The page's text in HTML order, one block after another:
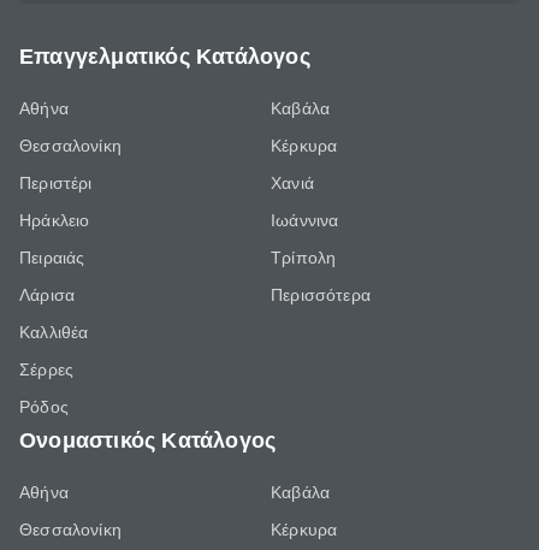
Επαγγελματικός Κατάλογος
Αθήνα
Θεσσαλονίκη
Περιστέρι
Ηράκλειο
Πειραιάς
Λάρισα
Καλλιθέα
Σέρρες
Ρόδος
Καβάλα
Κέρκυρα
Χανιά
Ιωάννινα
Τρίπολη
Περισσότερα
Ονομαστικός Κατάλογος
Αθήνα
Θεσσαλονίκη
Καβάλα
Κέρκυρα